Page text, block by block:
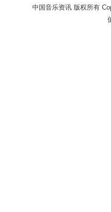
中国音乐资讯 版权所有